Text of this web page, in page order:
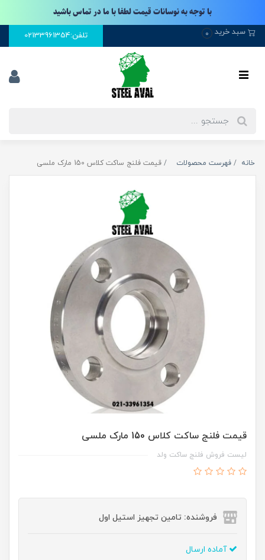
با توجه به نوسانات قیمت لطفا با ما در تماس باشید
سبد خرید 0 تلفن:02133961354
خانه فهرست محصولات قیمت فلنج ساکت کلاس 150 مارک ملسی
قیمت فلنج ساکت کلاس 150 مارک ملسی
لیست فروش فلنج ساکت ولد
فروشنده: تامین تجهیز استیل اول
آماده ارسال